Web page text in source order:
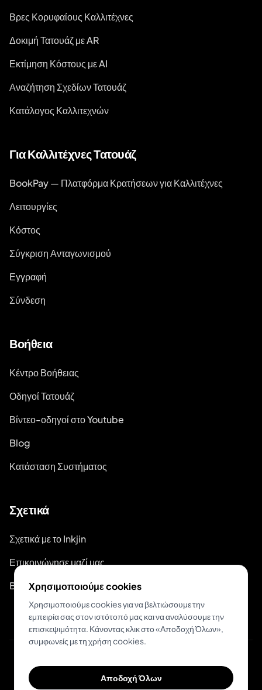
Βρες Κορυφαίους Καλλιτέχνες
Δοκιμή Τατουάζ με AR
Εκτίμηση Κόστους με AI
Αναζήτηση Σχεδίων Τατουάζ
Κατάλογος Καλλιτεχνών
Για Καλλιτέχνες Τατουάζ
BookPay — Πλατφόρμα Κρατήσεων για Καλλιτέχνες
Λειτουργίες
Κόστος
Σύγκριση Ανταγωνισμού
Εγγραφή
Σύνδεση
Βοήθεια
Κέντρο Βοήθειας
Οδηγοί Τατουάζ
Βίντεο-οδηγοί στο Youtube
Blog
Κατάσταση Συστήματος
Σχετικά
Σχετικά με το Inkjin
Επικοινώνησε μαζί μας
Branding Kit
© 2026 Inkjin
Πολιτική ΑπορρήτουΌροι Χρήσης
Χρησιμοποιούμε cookies
Χρησιμοποιούμε cookies για να βελτιώσουμε την
εμπειρία σας στον ιστότοπό μας και να αναλύσουμε την
επισκεψιμότητα. Κάνοντας κλικ στο «Αποδοχή Όλων»,
συμφωνείς με τη χρήση cookies.
Αποδοχή Όλων